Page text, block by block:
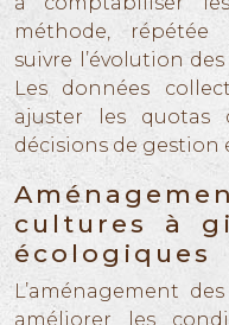
méthode, répétée
suivre l’évolution
Les données
ajuster les quotas
décisions de gestion
cultures à
écologiques
L’aménagement
améliorer les